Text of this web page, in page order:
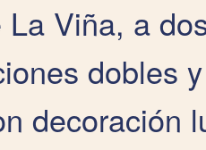
Viña, a
dobles
decoración